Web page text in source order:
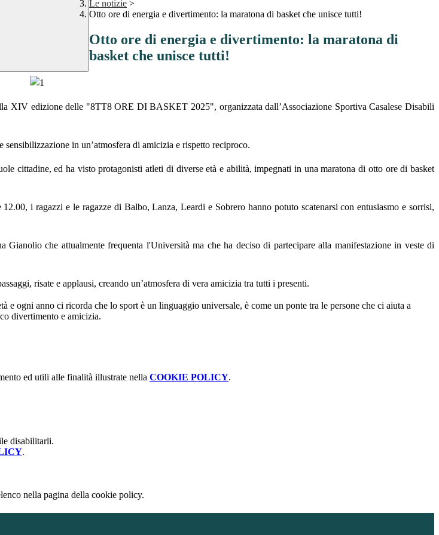
Le notizie >
Otto ore di energia e divertimento: la maratona di basket che unisce tutti!
Otto ore di energia e divertimento: la maratona di
basket che unisce tutti!
XIV edizione delle "8TT8 ORE DI BASKET 2025", organizzata dall’Associazione Sportiva Casalese Disabili
in un’atmosfera di amicizia e rispetto reciproco.
cittadine, ed ha visto protagonisti atleti di diverse età e abilità, impegnati in una maratona di otto ore di basket
i ragazzi e le ragazze di Balbo, Lanza, Leardi e Sobrero hanno potuto scatenarsi con entusiasmo e sorrisi,
che attualmente frequenta l'Università ma che ha deciso di partecipare alla manifestazione in veste di
risate e applausi, creando un’atmosfera di vera amicizia tra tutti i presenti.
e ogni anno ci ricorda che lo sport è un linguaggio universale, è come un ponte tra le persone che ci aiuta a
divertimento e amicizia.
ed utili alle finalità illustrate nella COOKIE POLICY.
disabilitarli.
.
nella pagina della cookie policy.